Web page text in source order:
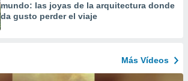
mundo: las joyas de la arquitectura donde
da gusto perder el viaje
Más Vídeos